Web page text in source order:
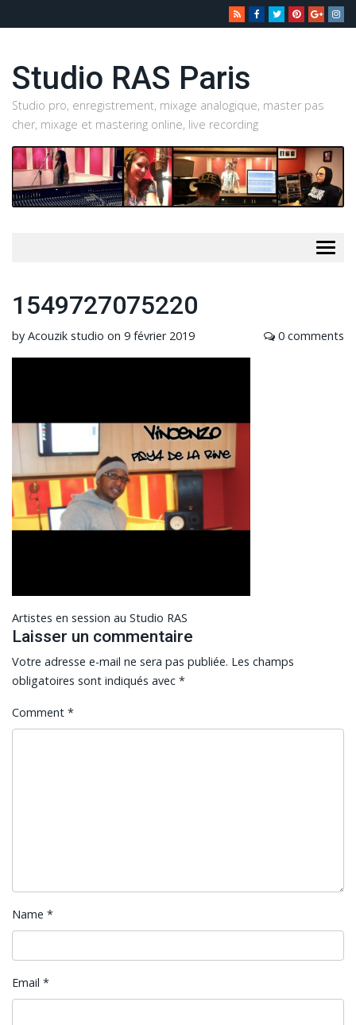
Studio RAS Paris
Studio pro, enregistrement, mixage analogique, master pas
cher, mixage et mastering online, live recording
1549727075220
by Acouzik studio on 9 février 2019 0 comments
Navigation
de
l’article
Artistes en session au Studio RAS
Laisser un commentaire
Votre adresse e-mail ne sera pas publiée. Les champs
obligatoires sont indiqués avec *
Comment *
Name *
Email *